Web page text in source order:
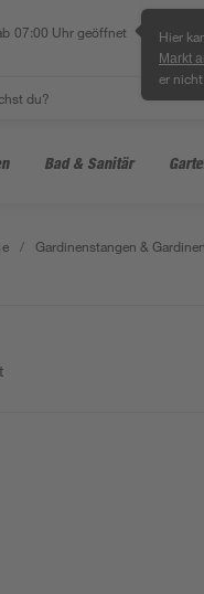
07:00 Uhr geöffnet Hier
Markt
er
Bad & Sanitär
/ Gardinenstangen &